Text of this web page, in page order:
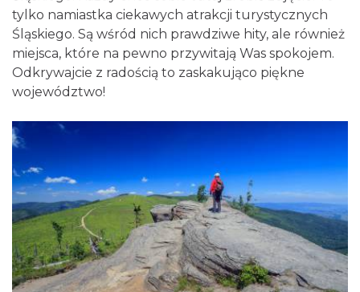
tylko namiastka ciekawych atrakcji turystycznych
Śląskiego. Są wśród nich prawdziwe hity, ale również
miejsca, które na pewno przywitają Was spokojem.
Odkrywajcie z radością to zaskakująco piękne
województwo!